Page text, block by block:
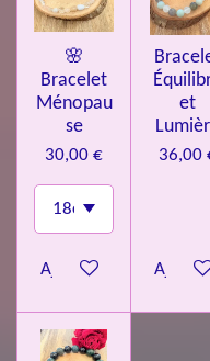
🌸
Bracelet
Ménopau
se
30,00 €
Ajouter au panier
et
36,00